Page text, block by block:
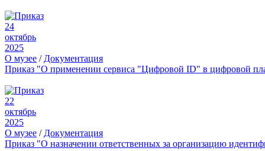
24
октябрь
2025
О музее / Документация
Приказ "О применении сервиса "Цифровой ID" в цифровой
22
октябрь
2025
О музее / Документация
Приказ "О назначении ответственных за организацию